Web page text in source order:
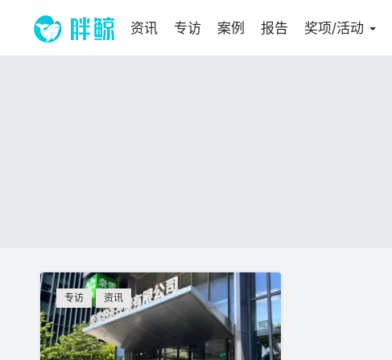
资讯 专访 案例 报告 奖项/活动
专访 资讯